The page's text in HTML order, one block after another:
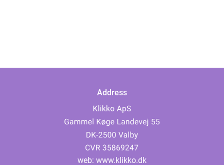
Address
web: www.klikko.dk